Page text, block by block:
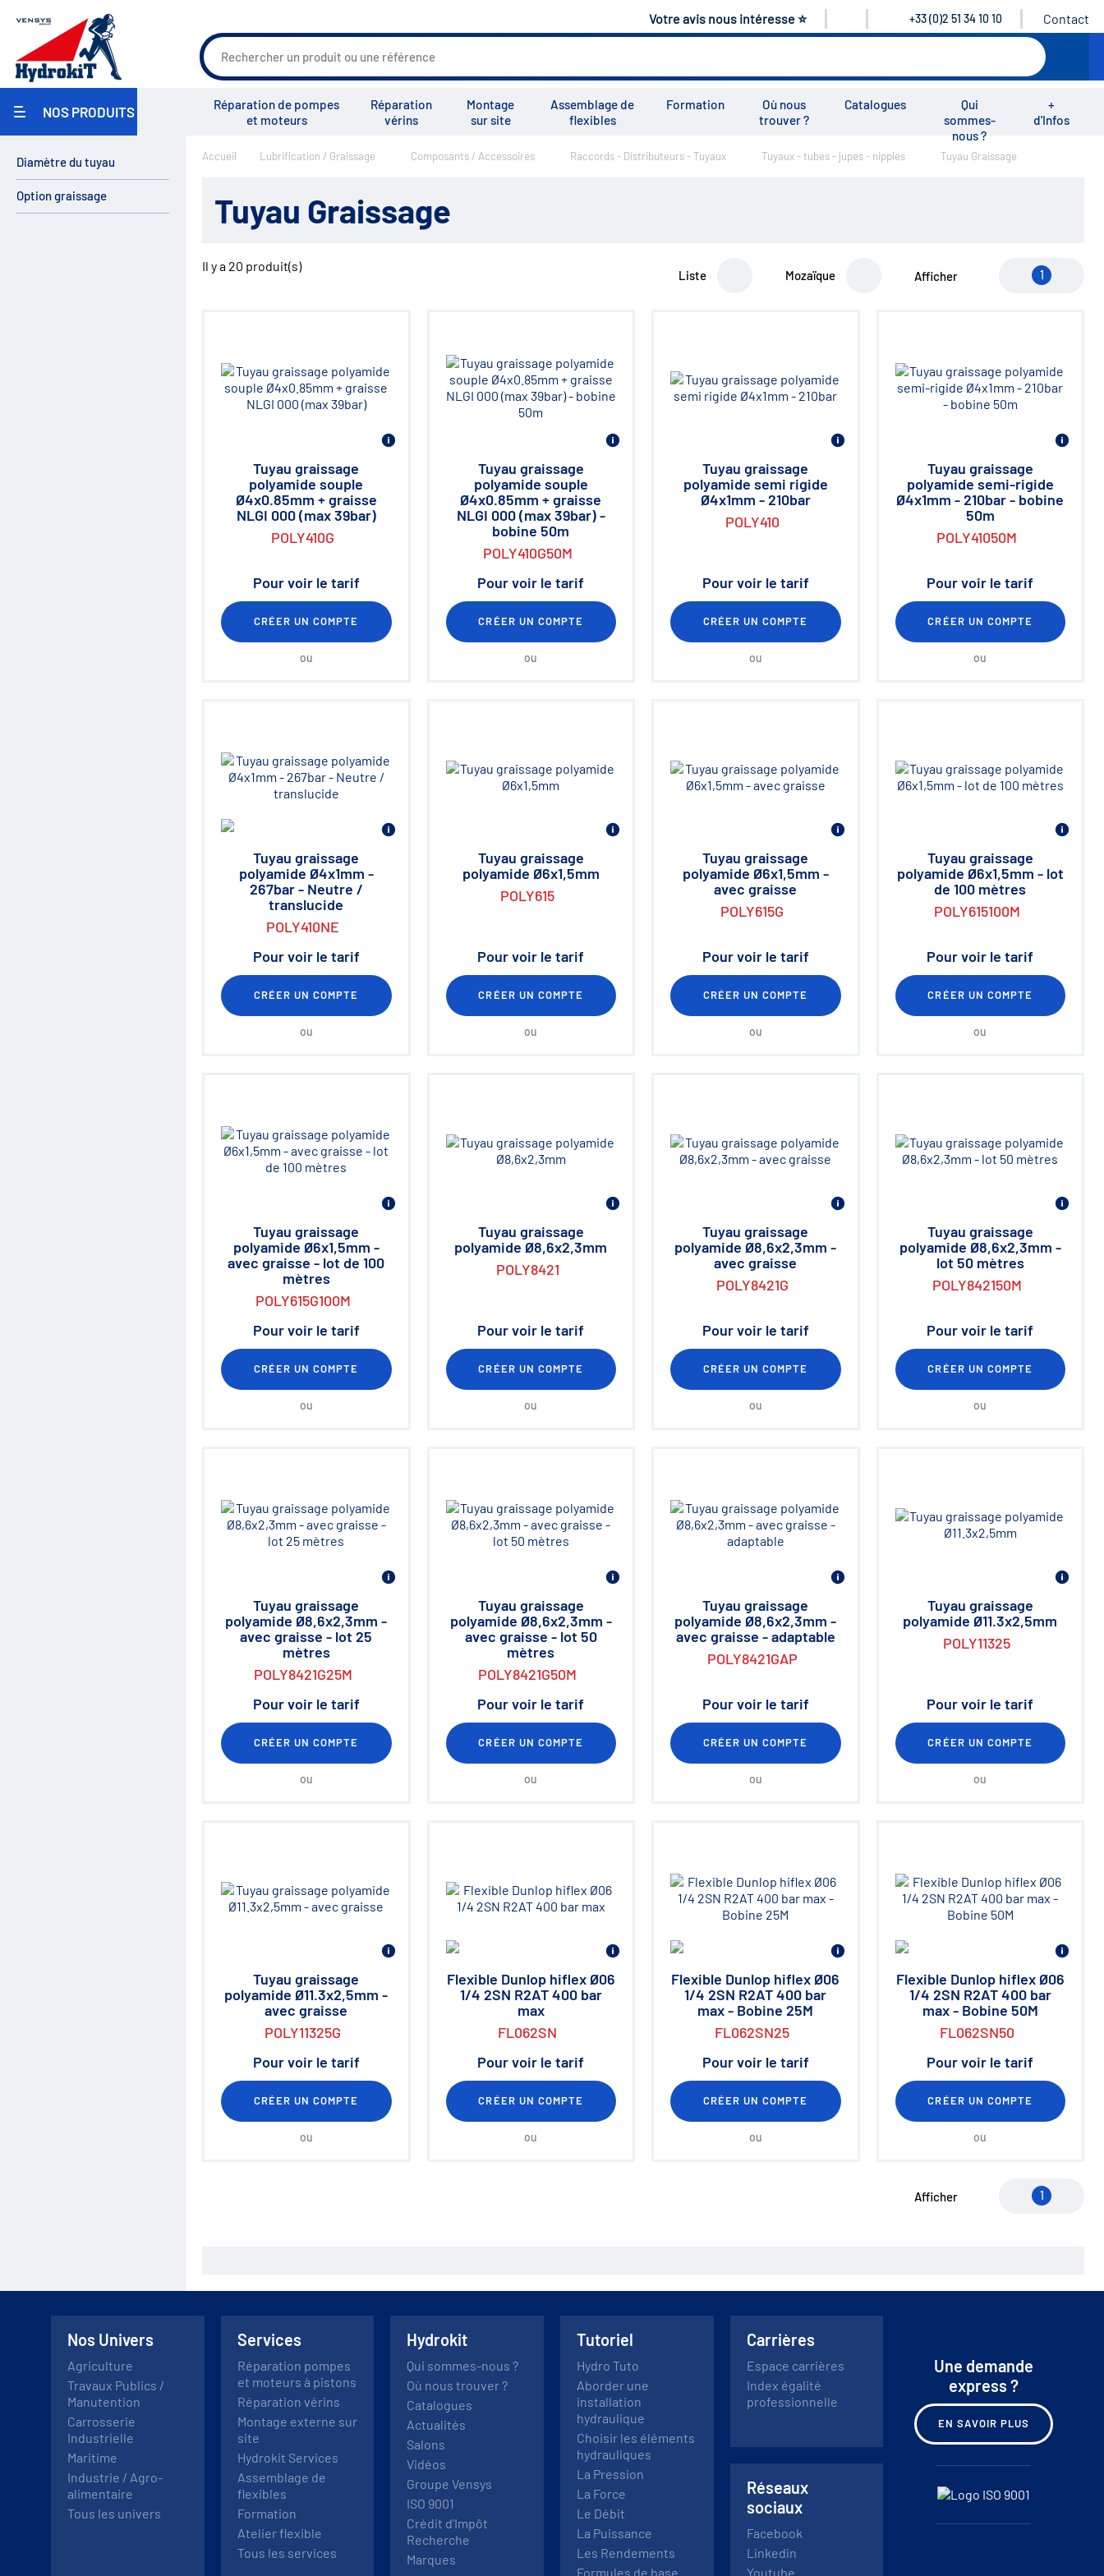
Votre avis nous intéresse ⭐ +33 (0)2 51 34 10 10 Contact
NOS PRODUITS
Travaux Publics / Manutention
Industrie / Agro-alimentaire
Pièces pour pulvérisateurs
agricoles
Environnement
Réparation de pompes
et moteurs
Réparation
vérins
Montage
sur site
Assemblage de
flexibles
Formation
Où nous
trouver ?
Catalogues
Qui
sommes-
nous ?
+
d'Infos
Groupe Vensys Actualités Salons Tous les services Tutoriels Vidéos Nous rejoindre Nous contacter
Diamètre du tuyau
Option graissage
Accueil Lubrification / Graissage Composants / Accessoires Raccords - Distributeurs - Tuyaux Tuyaux - tubes - jupes - nipples Tuyau Graissage
Tuyau Graissage
Il y a 20 produit(s)
Liste Mozaïque Afficher 1
Tuyau graissage
polyamide souple
Ø4x0.85mm + graisse
NLGI 000 (max 39bar)
POLY410G
Pour voir le tarif
CRÉER UN COMPTE
ou
Tuyau graissage
polyamide souple
Ø4x0.85mm + graisse
NLGI 000 (max 39bar) -
bobine 50m
POLY410G50M
Pour voir le tarif
CRÉER UN COMPTE
ou
Tuyau graissage
polyamide semi rigide
Ø4x1mm - 210bar
POLY410
Pour voir le tarif
CRÉER UN COMPTE
ou
Tuyau graissage
polyamide semi-rigide
Ø4x1mm - 210bar - bobine
50m
POLY41050M
Pour voir le tarif
CRÉER UN COMPTE
ou
Tuyau graissage
polyamide Ø4x1mm -
267bar - Neutre /
translucide
POLY410NE
Pour voir le tarif
CRÉER UN COMPTE
ou
Tuyau graissage
polyamide Ø6x1,5mm
POLY615
Pour voir le tarif
CRÉER UN COMPTE
ou
Tuyau graissage
polyamide Ø6x1,5mm -
avec graisse
POLY615G
Pour voir le tarif
CRÉER UN COMPTE
ou
Tuyau graissage
polyamide Ø6x1,5mm - lot
de 100 mètres
POLY615100M
Pour voir le tarif
CRÉER UN COMPTE
ou
Tuyau graissage
polyamide Ø6x1,5mm -
avec graisse - lot de 100
mètres
POLY615G100M
Pour voir le tarif
CRÉER UN COMPTE
ou
Tuyau graissage
polyamide Ø8,6x2,3mm
POLY8421
Pour voir le tarif
CRÉER UN COMPTE
ou
Tuyau graissage
polyamide Ø8,6x2,3mm -
avec graisse
POLY8421G
Pour voir le tarif
CRÉER UN COMPTE
ou
Tuyau graissage
polyamide Ø8,6x2,3mm -
lot 50 mètres
POLY842150M
Pour voir le tarif
CRÉER UN COMPTE
ou
Tuyau graissage
polyamide Ø8,6x2,3mm -
avec graisse - lot 25
mètres
POLY8421G25M
Pour voir le tarif
CRÉER UN COMPTE
ou
Tuyau graissage
polyamide Ø8,6x2,3mm -
avec graisse - lot 50
mètres
POLY8421G50M
Pour voir le tarif
CRÉER UN COMPTE
ou
Tuyau graissage
polyamide Ø8,6x2,3mm -
avec graisse - adaptable
POLY8421GAP
Pour voir le tarif
CRÉER UN COMPTE
ou
Tuyau graissage
polyamide Ø11.3x2,5mm
POLY11325
Pour voir le tarif
CRÉER UN COMPTE
ou
Tuyau graissage
polyamide Ø11.3x2,5mm -
avec graisse
POLY11325G
Pour voir le tarif
CRÉER UN COMPTE
ou
Flexible Dunlop hiflex Ø06
1/4 2SN R2AT 400 bar
max
FL062SN
Pour voir le tarif
CRÉER UN COMPTE
ou
Flexible Dunlop hiflex Ø06
1/4 2SN R2AT 400 bar
max - Bobine 25M
FL062SN25
Pour voir le tarif
CRÉER UN COMPTE
ou
Flexible Dunlop hiflex Ø06
1/4 2SN R2AT 400 bar
max - Bobine 50M
FL062SN50
Pour voir le tarif
CRÉER UN COMPTE
ou
Afficher 1
Nos Univers
Agriculture
Travaux Publics /
Manutention
Carrosserie
Industrielle
Maritime
Industrie / Agro-
alimentaire
Tous les univers
Services
Réparation pompes
et moteurs à pistons
Réparation vérins
Montage externe sur
site
Hydrokit Services
Assemblage de
flexibles
Formation
Atelier flexible
Tous les services
Hydrokit
Qui sommes-nous ?
Où nous trouver ?
Catalogues
Actualités
Salons
Vidéos
Groupe Vensys
ISO 9001
Crédit d'Impôt
Recherche
Marques
Tutoriel
Hydro Tuto
Aborder une
installation
hydraulique
Choisir les éléments
hydrauliques
La Pression
La Force
Le Débit
La Puissance
Les Rendements
Formules de base
Carrières
Espace carrières
Index égalité
professionnelle
Réseaux
sociaux
Facebook
Linkedin
Youtube
Une demande
express ?
EN SAVOIR PLUS